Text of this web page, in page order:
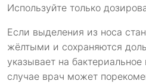
Используйте только
Если выделения из носа
жёлтыми и сохраняются
указывает на
случае врач может